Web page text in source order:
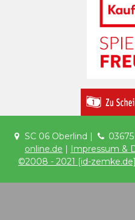
SC 06 Oberlind |
online.de | Impressum &
©2008 - 2021 [id-